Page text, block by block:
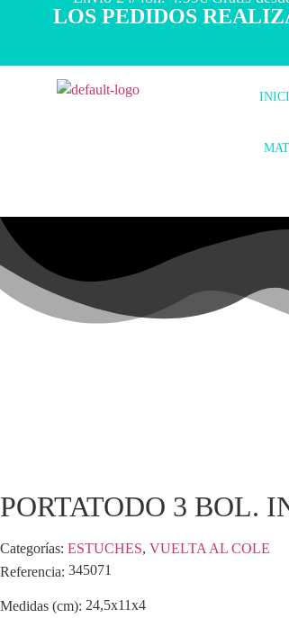
LOS PEDIDOS
PORTATODO 3 BOL.
Categorías: ESTUCHES, VUELTA AL COLE
Referencia: 345071
Medidas (cm): 24,5x11x4